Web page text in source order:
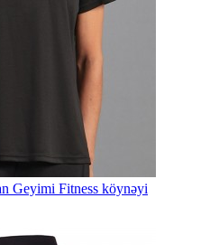
Geyimi Fitness köynəyi